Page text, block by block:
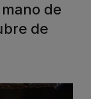
de
de